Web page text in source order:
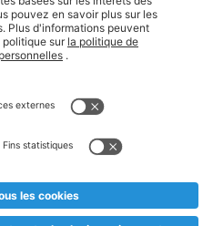
et mentions légales
et jusqu'à
étudié, nous serions
Prix Recupel et TVA incl.
masculine a été adoptée